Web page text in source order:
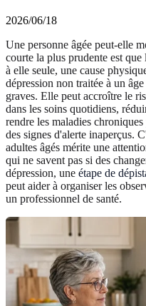
2026/06/18
Une personne âgée peut-elle
courte la plus prudente est que
à elle seule, une cause
dépression non traitée à un
graves. Elle peut accroître le
dans les soins quotidiens,
rendre les maladies
des signes d'alerte inaperçus.
adultes âgés mérite une
qui ne savent pas si des
dépression, une étape de
peut aider à organiser les
un professionnel de santé.